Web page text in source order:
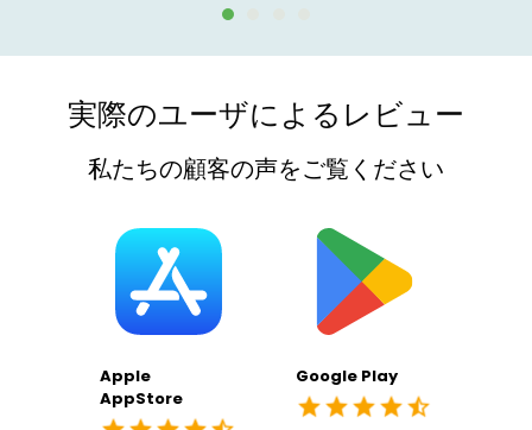
実際のユーザによるレビュー
私たちの顧客の声をご覧ください
Apple
AppStore
Google Play